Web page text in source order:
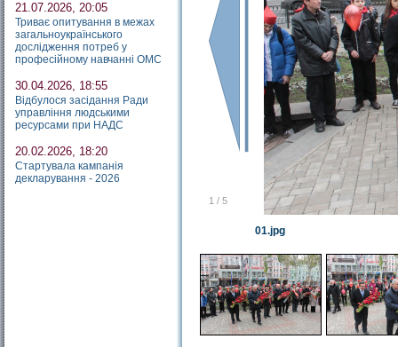
21.07.2026, 20:05
Триває опитування в межах
загальноукраїнського
дослідження потреб у
професійному навчанні ОМС
30.04.2026, 18:55
Відбулося засідання Ради
управління людськими
ресурсами при НАДС
20.02.2026, 18:20
Стартувала кампанія
декларування - 2026
1 / 5
01.jpg